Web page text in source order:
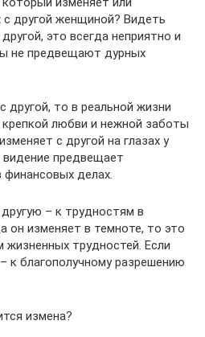
с другой женщиной? Видеть
это всегда неприятно и
не предвещают дурных
другой, то в реальной жизни
крепкой любви и нежной заботы
с другой на глазах у
предвещает
финансовых делах.
– к трудностям в
он изменяет в темноте, то это
жизненных трудностей. Если
к благополучному разрешению
измена?